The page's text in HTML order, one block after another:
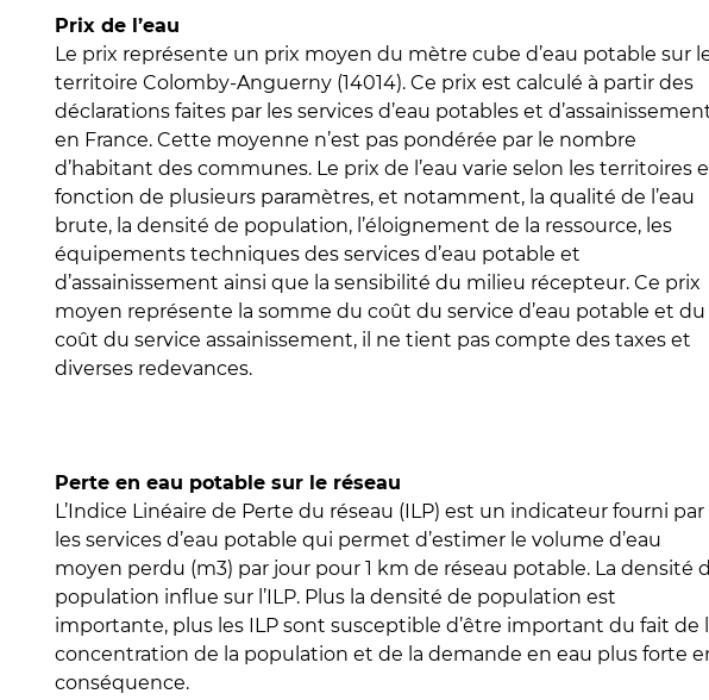
Prix de l’eau
Le prix représente un prix moyen du mètre cube d’eau potable sur
territoire Colomby-Anguerny (14014). Ce prix est calculé à partir des
déclarations faites par les services d’eau potables et
en France. Cette moyenne n’est pas pondérée par le nombre
d’habitant des communes. Le prix de l’eau varie selon les territoires
fonction de plusieurs paramètres, et notamment, la qualité de l’eau
brute, la densité de population, l’éloignement de la ressource, les
équipements techniques des services d’eau potable et
d’assainissement ainsi que la sensibilité du milieu récepteur. Ce prix
moyen représente la somme du coût du service d’eau potable et du
coût du service assainissement, il ne tient pas compte des taxes et
diverses redevances.
Perte en eau potable sur le réseau
L’Indice Linéaire de Perte du réseau (ILP) est un indicateur fourni par
les services d’eau potable qui permet d’estimer le volume d’eau
moyen perdu (m3) par jour pour 1 km de réseau potable. La densité
population influe sur l’ILP. Plus la densité de population est
importante, plus les ILP sont susceptible d’être important du fait de
concentration de la population et de la demande en eau plus forte
conséquence.